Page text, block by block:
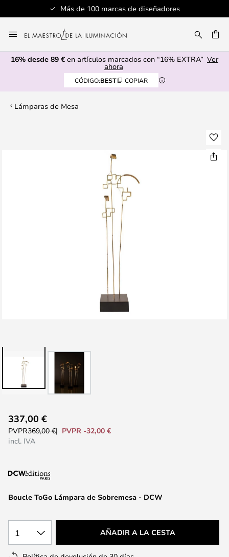
Más de 100 marcas de diseñadores
al
contenido
16% desde 89 € en artículos marcados con “16% EXTRA” Ver
ahora
CÓDIGO:BEST COPIAR
Lámparas de Mesa
al
comienzo
galería
imágenes
Boucle ToGo Lámpara de Sobremesa - DCW
337,00 €
PVPR369,00 €
PVPR -32,00 €
incl. IVA
1 AÑADIR A LA CESTA